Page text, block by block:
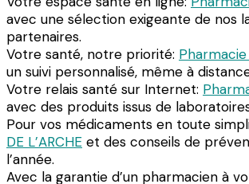
avec une sélection exigeante de nos
partenaires.
Votre santé, notre priorité:
un suivi personnalisé, même à
Votre relais santé sur Internet:
avec des produits issus de
Pour vos médicaments en toute
DE L’ARCHE et des conseils de
l’année.
Avec la garantie d’un pharmacien à